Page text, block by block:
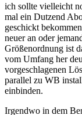
ich sollte vielleicht
mal ein Dutzend
geschickt
neuer an oder
Größenordnung ist
vom Umfang her
vorgeschlagenen
parallel zu WB
einbinden.
Irgendwo in dem